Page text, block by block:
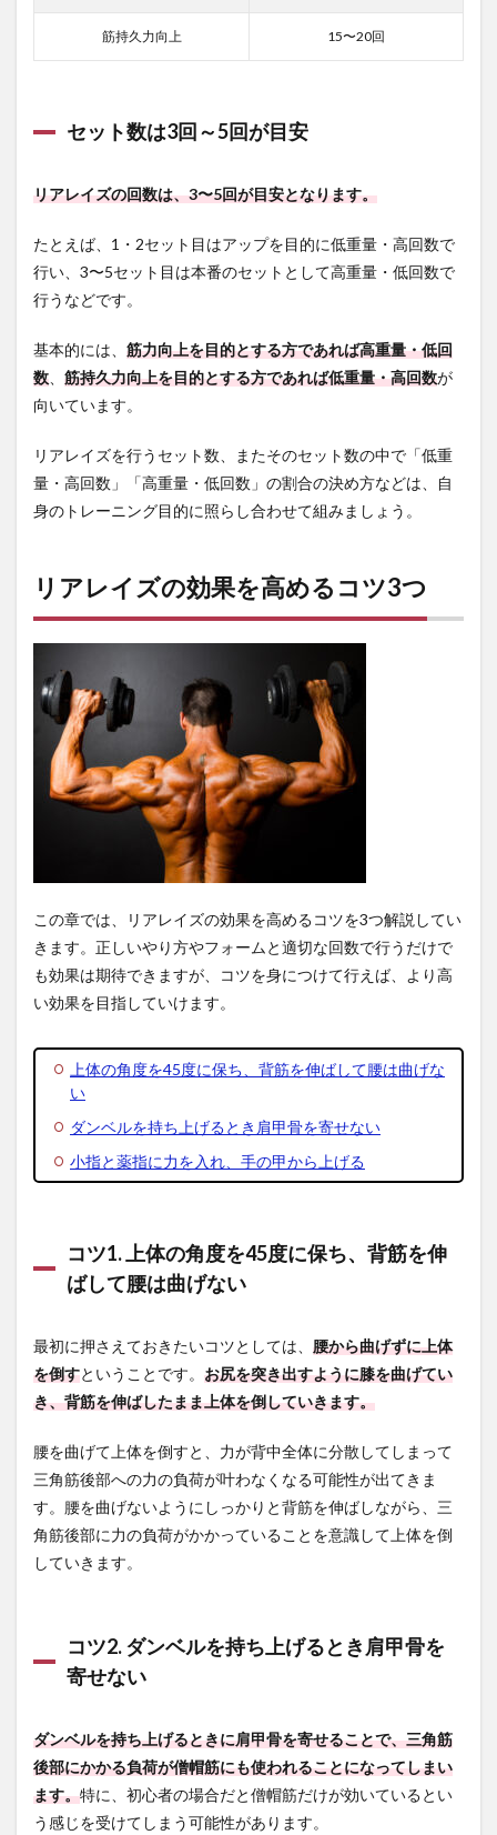
筋持久力向上 15〜20回
セット数は3回～5回が目安
リアレイズの回数は、3〜5回が目安となります。
たとえば、1・2セット目はアップを目的に低重量・高回数で
行い、3〜5セット目は本番のセットとして高重量・低回数で
行うなどです。
基本的には、 筋力向上を目的とする方であれば高重量・低回
数
筋持久力向上を目的とする方であれば低重量・高回数が
向いています。
リアレイズを行うセット数、またそのセット数の中で「低重
量・高回数」「高重量・低回数」の割合の決め方などは、自
身のトレーニング目的に照らし合わせて組みましょう。
リアレイズの効果を高めるコツ3つ
この章では、リアレイズの効果を高めるコツを3つ解説してい
きます。正しいやり方やフォームと適切な回数で行うだけで
も効果は期待できますが、コツを身につけて行えば、より高
い効果を目指していけます。
上体の角度を45度に保ち、背筋を伸ばして腰は曲げな
い
ダンベルを持ち上げるとき肩甲骨を寄せない
小指と薬指に力を入れ、手の甲から上げる
コツ1. 上体の角度を45度に保ち、背筋を伸
ばして腰は曲げない
最初に押さえておきたいコツとしては、 腰から曲げずに上体
を倒すということです。 お尻を突き出すように膝を曲げてい
き、背筋を伸ばしたまま上体を倒していきます。
腰を曲げて上体を倒すと、力が背中全体に分散してしまって
三角筋後部への力の負荷が叶わなくなる可能性が出てきま
す。腰を曲げないようにしっかりと背筋を伸ばしながら、三
角筋後部に力の負荷がかかっていることを意識して上体を倒
していきます。
コツ2. ダンベルを持ち上げるとき肩甲骨を
寄せない
ダンベルを持ち上げるときに肩甲骨を寄せることで、三角筋
後部にかかる負荷が僧帽筋にも使われることになってしまい
ます。特に、初心者の場合だと僧帽筋だけが効いているとい
う感じを受けてしまう可能性があります。